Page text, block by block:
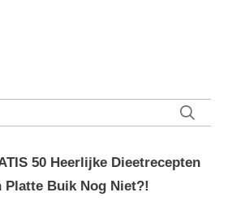
50 Heerlijke Dieetrecepten
Platte Buik Nog Niet?!